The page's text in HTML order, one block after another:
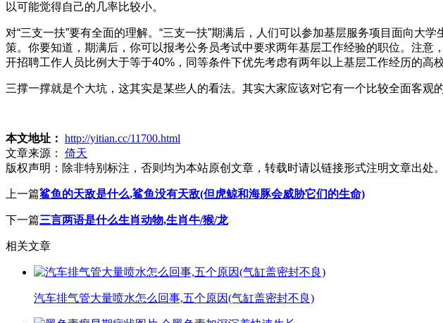
以可能觉得自己的几率比较小。
对“三支一扶”要有全面的理解。“三支一扶”期满后，人们可以参加基层服务项目面向
策。你要知道，期满后，你可以报考公务员考试中要求两年基层工作经验的职位。注
开招聘工作人员比例大于等于40%，同等条件下优先考虑有两年以上基层工作经历的高校
三撑一撑就是个大坑，这其实是某些人的看法。其实大家应该对它有一个比较全面客
本文地址： http://yitian.cc/11700.html
文章来源：
倚天
版权声明： 除非特别标注，否则均为本站原创文章，转载时请以链接形式注明文章出处。
上一篇鲨鱼的天敌是什么,鲨鱼没有天敌(但虎鲸和海豚会威胁它们的生命)
下一篇三言两语是什么生肖动物,生肖牛/猴/龙
相关文章
汽车排气管大量喷水怎么回事,五个原因(气缸盖密封不良)